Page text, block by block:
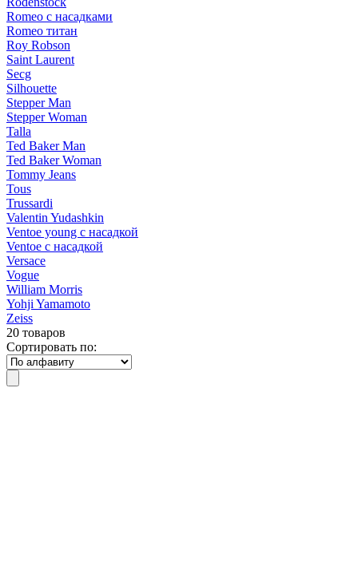
Romeo с насадками
Romeo титан
Roy Robson
Saint Laurent
Secg
Silhouette
Stepper Man
Stepper Woman
Talla
Ted Baker Man
Ted Baker Woman
Tommy Jeans
Tous
Trussardi
Valentin Yudashkin
Ventoe young с насадкой
Ventoe с насадкой
Versace
Vogue
William Morris
Yohji Yamamoto
Zeiss
20 товаров
Сортировать по: